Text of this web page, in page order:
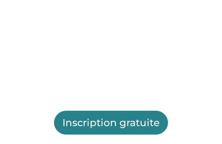
Inscription gratuite